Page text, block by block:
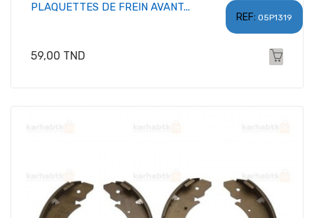
REF: 05P1319
PLAQUETTES DE FREIN AVANT...
Prix
59,00 TND